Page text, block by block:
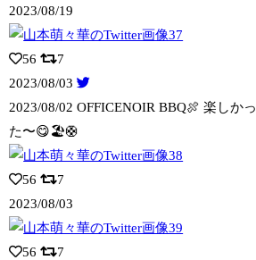
2023/08/19
56
7
2023/08/03
2023/08/02 OFFICENOIR BBQ🍖 楽しかっ
た〜😋🏖️🛟
56
7
2023/08/03
56
7